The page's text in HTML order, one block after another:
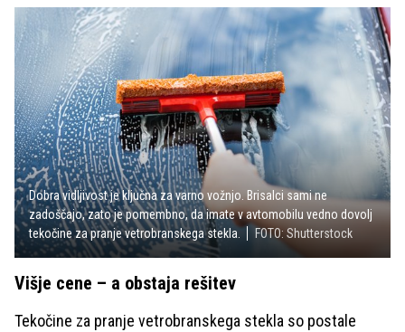
Dobra vidljivost je ključna za varno vožnjo. Brisalci sami ne
zadoščajo, zato je pomembno, da imate v avtomobilu vedno dovolj
tekočine za pranje vetrobranskega stekla.
FOTO: Shutterstock
Višje cene – a obstaja rešitev
Tekočine za pranje vetrobranskega stekla so postale